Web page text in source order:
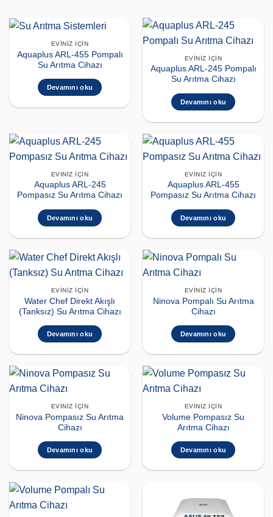
EVINIZ İÇIN
Aquaplus ARL-455 Pompalı
Su Arıtma Cihazı
Devamını oku
EVINIZ İÇIN
Aquaplus ARL-245 Pompalı
Su Arıtma Cihazı
Devamını oku
EVINIZ İÇIN
Aquaplus ARL-245
Pompasız Su Arıtma Cihazı
Devamını oku
EVINIZ İÇIN
Aquaplus ARL-455
Pompasız Su Arıtma Cihazı
Devamını oku
EVINIZ İÇIN
Water Chef Direkt Akışlı
(Tanksız) Su Arıtma Cihazı
Devamını oku
EVINIZ İÇIN
Ninova Pompalı Su Arıtma
Cihazı
Devamını oku
EVINIZ İÇIN
Ninova Pompasız Su Arıtma
Cihazı
Devamını oku
EVINIZ İÇIN
Volume Pompasız Su
Arıtma Cihazı
Devamını oku